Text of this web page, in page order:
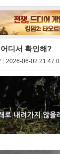
디서 확인해?
2026-06-02